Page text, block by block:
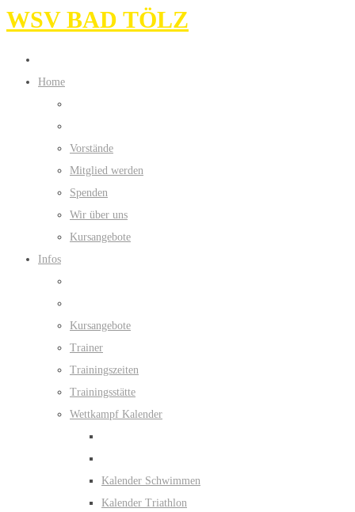
WSV BAD TÖLZ
Home
Vorstände
Mitglied werden
Spenden
Wir über uns
Kursangebote
Infos
Kursangebote
Trainer
Trainingszeiten
Trainingsstätte
Wettkampf Kalender
Kalender Schwimmen
Kalender Triathlon